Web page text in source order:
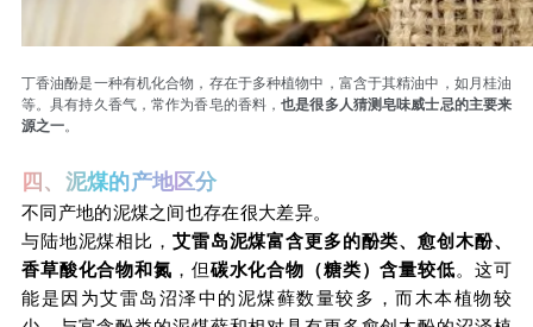
丁香油酚是一种有机化合物，存在于多种植物中，富含于其精油中，如月桂油
等。具有持久香气，常作为香皂的香料，也是很多人猜测皂味威士忌的主要来
源之一。
四、泥煤的产地区分
不同产地的泥煤之间也存在很大差异。
与陆地泥煤相比， 艾雷岛泥煤富含更多的酚类、愈创木酚、
香草酸化合物和氮 ，但碳水化合物（糖类）含量较低。这可
能是因为艾雷岛沼泽中的泥煤藓数量较多，而木本植物较